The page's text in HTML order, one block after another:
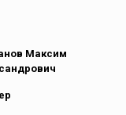
Максим